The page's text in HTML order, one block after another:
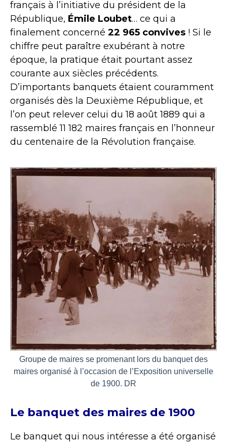
français à l’initiative du président de la
République, Émile Loubet… ce qui a
finalement concerné 22 965 convives ! Si le
chiffre peut paraître exubérant à notre
époque, la pratique était pourtant assez
courante aux siècles précédents.
D’importants banquets étaient couramment
organisés dès la Deuxième République, et
l’on peut relever celui du 18 août 1889 qui a
rassemblé 11 182 maires français en l’honneur
du centenaire de la Révolution française.
Groupe de maires se promenant lors du banquet des
maires organisé à l’occasion de l’Exposition universelle
de 1900. DR
Le banquet des maires de 1900
Le banquet qui nous intéresse a été organisé